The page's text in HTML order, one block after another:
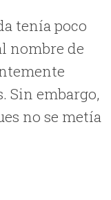
tenía poco
nombre de
Sin embargo,
no se metía